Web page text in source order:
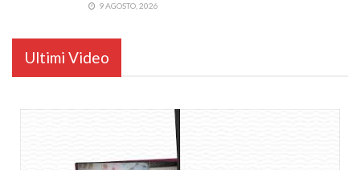
9 AGOSTO, 2026
Ultimi Video